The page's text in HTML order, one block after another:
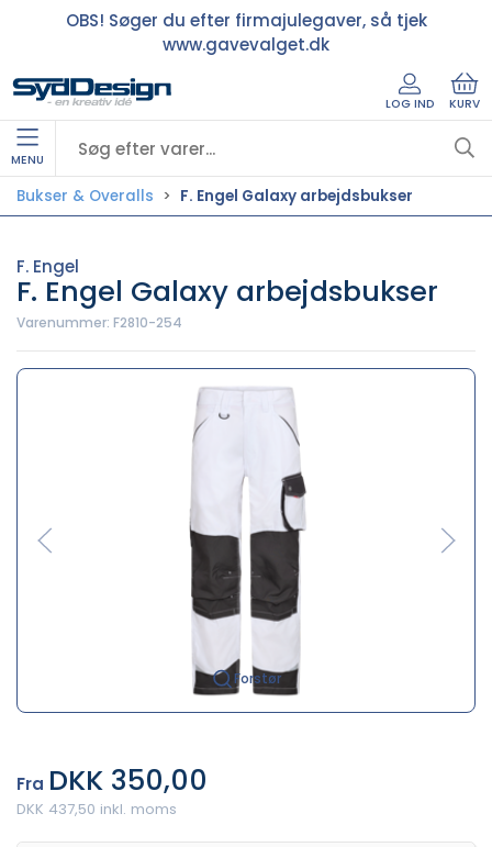
OBS! Søger du efter firmajulegaver, så tjek
www.gavevalget.dk
LOG IND KURV
MENU
Bukser & Overalls F. Engel Galaxy arbejdsbukser
F. Engel
F. Engel Galaxy arbejdsbukser
Varenummer: F2810-254
Forstør
Fra DKK 350,00
DKK 437,50 inkl. moms